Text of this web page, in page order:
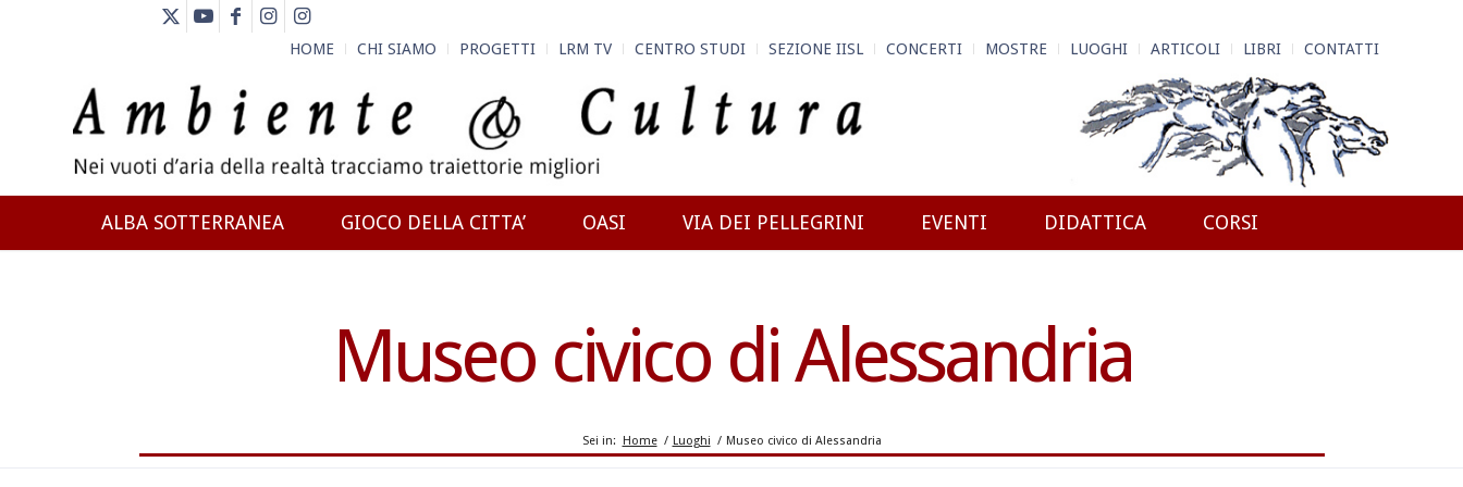
HOME CHI SIAMO PROGETTI LRM TV CENTRO STUDI SEZIONE IISL CONCERTI MOSTRE LUOGHI ARTICOLI LIBRI CONTATTI
ALBA SOTTERRANEA GIOCO DELLA CITTA’ OASI VIA DEI PELLEGRINI EVENTI DIDATTICA CORSI
Museo civico di Alessandria
Sei in: Home / Luoghi / Museo civico di Alessandria